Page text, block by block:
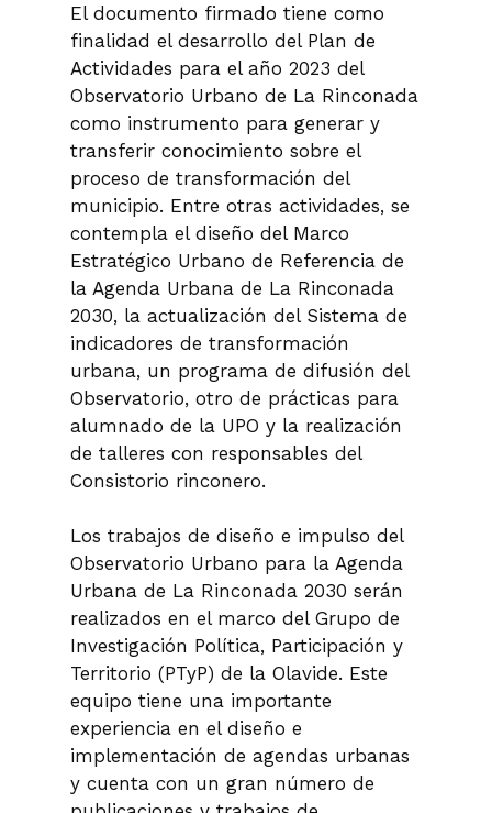
El documento firmado tiene como
finalidad el desarrollo del Plan de
Actividades para el año 2023 del
Observatorio Urbano de La Rinconada
como instrumento para generar y
transferir conocimiento sobre el
proceso de transformación del
municipio. Entre otras actividades, se
contempla el diseño del Marco
Estratégico Urbano de Referencia de
la Agenda Urbana de La Rinconada
2030, la actualización del Sistema de
indicadores de transformación
urbana, un programa de difusión del
Observatorio, otro de prácticas para
alumnado de la UPO y la realización
de talleres con responsables del
Consistorio rinconero.
Los trabajos de diseño e impulso del
Observatorio Urbano para la Agenda
Urbana de La Rinconada 2030 serán
realizados en el marco del Grupo de
Investigación Política, Participación y
Territorio (PTyP) de la Olavide. Este
equipo tiene una importante
experiencia en el diseño e
implementación de agendas urbanas
y cuenta con un gran número de